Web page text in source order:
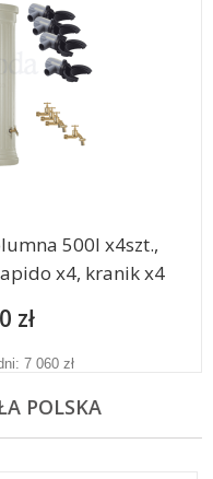
500l x4szt.,
x4, kranik x4
zł
7 060 zł
POLSKA